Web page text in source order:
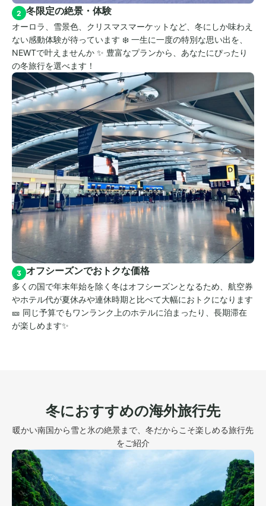
2 冬限定の絶景・体験
オーロラ、雪景色、クリスマスマーケットなど、冬にしか味わえ
ない感動体験が待っています ❄️ 一生に一度の特別な思い出を、
NEWTで叶えませんか ✨ 豊富なプランから、あなたにぴったり
の冬旅行を選べます！
3 オフシーズンでおトクな価格
多くの国で年末年始を除く冬はオフシーズンとなるため、航空券
やホテル代が夏休みや連休時期と比べて大幅におトクになります
🎫 同じ予算でもワンランク上のホテルに泊まったり、長期滞在
が楽しめます✨
冬におすすめの海外旅行先
暖かい南国から雪と氷の絶景まで、冬だからこそ楽しめる旅行先
をご紹介